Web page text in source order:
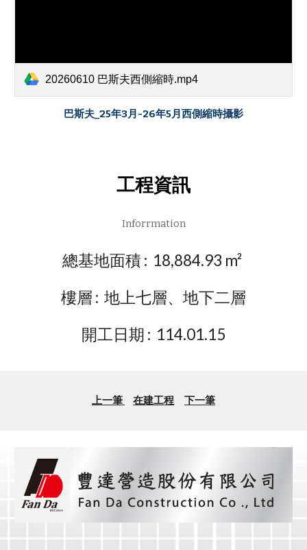
20260610 巴斯夫西側縮時.mp4
巴斯夫_25年3月-26年5月西側縮時攝影
工程資訊
Inforrmation
總基地面積 : 18,884.93 m²
樓層 : 地上七層、地下二層
開工日期 : 114.01.15
上一筆 在建工程 下一筆